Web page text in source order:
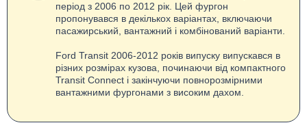
період з 2006 по 2012 рік. Цей фургон
пропонувався в декількох варіантах, включаючи
пасажирський, вантажний і комбінований варіанти.
Ford Transit 2006-2012 років випуску випускався в
різних розмірах кузова, починаючи від компактного
Transit Connect і закінчуючи повнорозмірними
вантажними фургонами з високим дахом.